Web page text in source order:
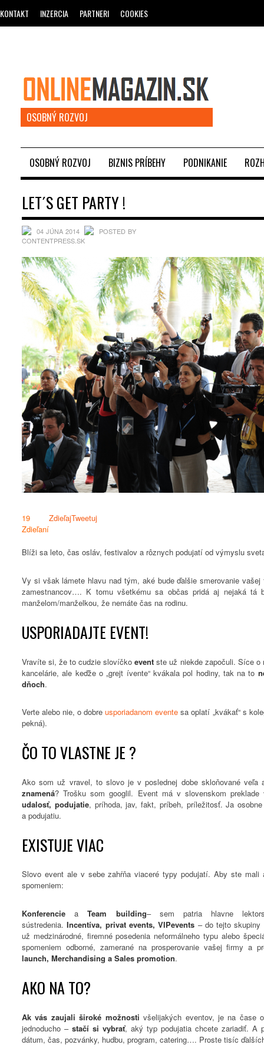
KONTAKT INZERCIA PARTNERI COOKIES
OSOBNÝ ROZVOJ
OSOBNÝ ROZVOJ BIZNIS PRÍBEHY PODNIKANIE
LET´S GET PARTY !
04 JÚNA 2014
POSTED BY
CONTENTPRESS.SK
19
Zdieľaní
ZdieľajTweetuj
Blíži sa leto, čas osláv, festivalov a rôznych podujatí od výmyslu
Vy si však lámete hlavu nad tým, aké bude ďalšie smerovanie
zamestnancov…. K tomu všetkému sa občas pridá aj nejaká tá
manželom/manželkou, že nemáte čas na rodinu.
USPORIADAJTE EVENT!
Vravíte si, že to cudzie slovíčkoevent ste už niekde započuli. Síce o
kancelárie, ale keďže o „grejt ívente“ kvákala pol hodiny, tak na to
dňoch.
Verte alebo nie, o dobreusporiadanom evente sa oplatí „kvákať“ s
pekná).
ČO TO VLASTNE JE ?
Ako som už vravel, to slovo je v poslednej dobe skloňované
znamená? Trošku som googlil. Event má v slovenskom
udalosť, podujatie, príhoda, jav, fakt, príbeh, príležitosť. Ja
a podujatiu.
EXISTUJE VIAC
Slovo event ale v sebe zahŕňa viaceré typy podujatí. Aby ste mali
spomeniem:
Konferencie aTeam building– sem patria hlavne
sústredenia.Incentíva, privat events, VIPevents – do tejto
už medzinárodné, firemné posedenia neformálneho typu alebo
spomeniem odborné, zamerané na prosperovanie vašej firmy a
launch, Merchandising a Sales promotion.
AKO NA TO?
Ak vás zaujali široké možnosti všelijakých eventov, je na čase
jednoducho – stačí si vybrať, aký typ podujatia chcete zariadiť. A
dátum, čas, pozvánky, hudbu, program, catering…. Proste tisíc